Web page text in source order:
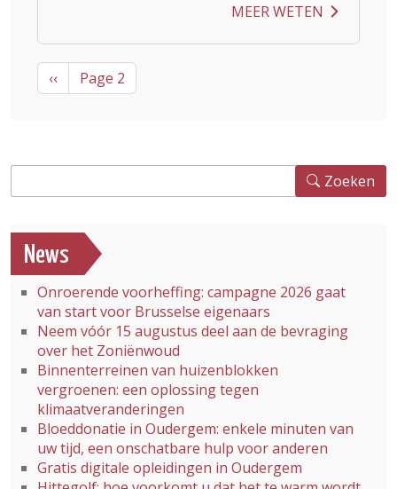
MEER WETEN
Pagination
Previous page
‹‹ Page 2
Zoeken
News
Onroerende voorheffing: campagne 2026 gaat
van start voor Brusselse eigenaars
Neem vóór 15 augustus deel aan de bevraging
over het Zoniënwoud
Binnenterreinen van huizenblokken
vergroenen: een oplossing tegen
klimaatveranderingen
Bloeddonatie in Oudergem: enkele minuten van
uw tijd, een onschatbare hulp voor anderen
Gratis digitale opleidingen in Oudergem